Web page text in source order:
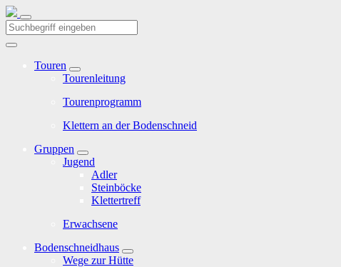
Touren
Tourenleitung
Tourenprogramm
Klettern an der Bodenschneid
Gruppen
Jugend
Adler
Steinböcke
Klettertreff
Erwachsene
Bodenschneidhaus
Wege zur Hütte